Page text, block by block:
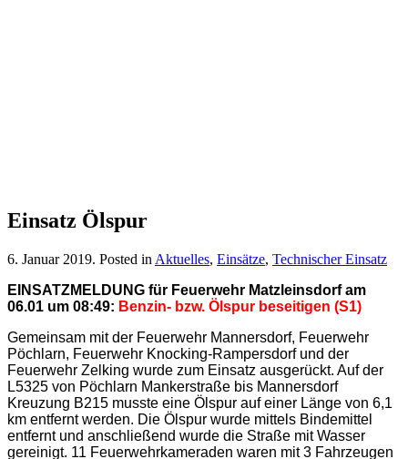
Einsatz Ölspur
6. Januar 2019. Posted in Aktuelles, Einsätze, Technischer Einsatz
EINSATZMELDUNG für Feuerwehr Matzleinsdorf am
06.01 um 08:49: Benzin- bzw. Ölspur beseitigen (S1)
Gemeinsam mit der Feuerwehr Mannersdorf, Feuerwehr
Pöchlarn, Feuerwehr Knocking-Rampersdorf und der
Feuerwehr Zelking wurde zum Einsatz ausgerückt. Auf der
L5325 von Pöchlarn Mankerstraße bis Mannersdorf
Kreuzung B215 musste eine Ölspur auf einer Länge von 6,1
km entfernt werden. Die Ölspur wurde mittels Bindemittel
entfernt und anschließend wurde die Straße mit Wasser
gereinigt. 11 Feuerwehrkameraden waren mit 3 Fahrzeugen